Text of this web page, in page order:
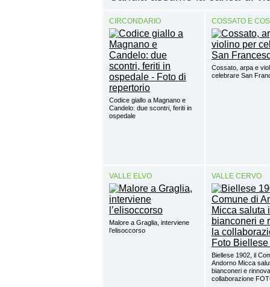
CIRCONDARIO
Codice giallo a Magnano e
Candelo: due scontri, feriti in
ospedale
COSSATO E
Cossato, arpa e
celebrare San
VALLE ELVO
Malore a Graglia, interviene
l’elisoccorso
VALLE CERVO
Biellese 1902, il
Andorno Micca
bianconeri e
collaborazione